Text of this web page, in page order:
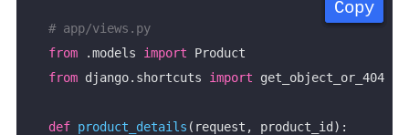
Copy
Copy
Copy
Copy
# app/views.py
from .models import
from django.shortcuts import get_object_or_404
def product_details